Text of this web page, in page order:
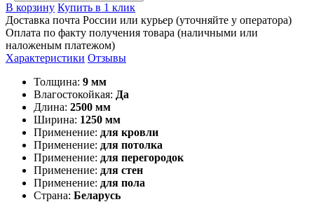
В корзину Купить в 1 клик
Доставка почта России или курьер (уточняйте у оператора)
Оплата по факту получения товара (наличными или
наложеным платежом)
Характеристики Отзывы
Толщина: 9 мм
Влагостокойкая: Да
Длина: 2500 мм
Ширина: 1250 мм
Применение: для кровли
Применение: для потолка
Применение: для перегородок
Применение: для стен
Применение: для пола
Страна: Беларусь